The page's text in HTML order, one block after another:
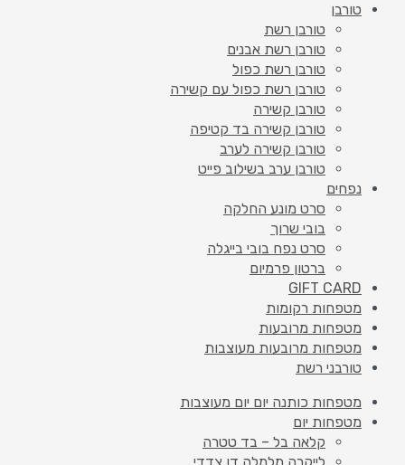
טורבן
טורבן רשת
טורבן רשת אבנים
טורבן רשת כפול
טורבן רשת כפול עם קשירה
טורבן קשירה
טורבן קשירה בד קטיפה
טורבן קשירה לערב
טורבן ערב בשילוב פייט
נפחים
סרט מונע החלקה
בובי שרוך
סרט נפח בובי בייגלה
ברטון פרמיום
GIFT CARD
מטפחות רקומות
מטפחות מרובעות
מטפחות מרובעות מעוצבות
טורבני רשת
מטפחות כותנה יום יום מעוצבות
מטפחות יום
קלאה בל – בד טטרה